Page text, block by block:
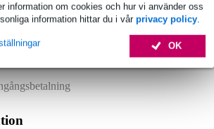
information om cookies och hur vi använder oss
information hittar du i vår privacy policy.
OK
garanti med fler andra exklusiva